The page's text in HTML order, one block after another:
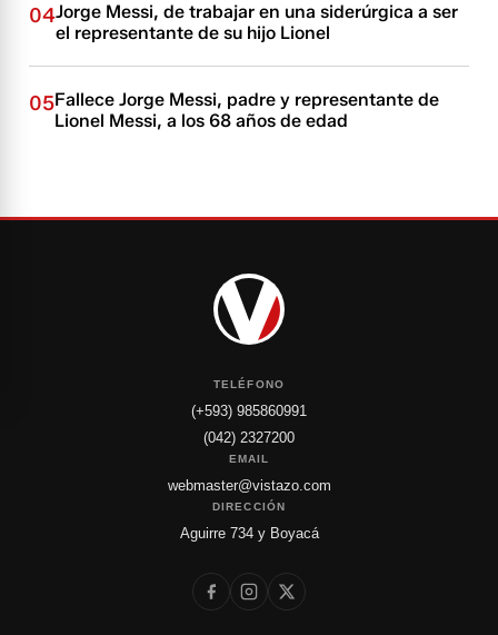
04Jorge Messi, de trabajar en una siderúrgica a ser
el representante de su hijo Lionel
05Fallece Jorge Messi, padre y representante de
Lionel Messi, a los 68 años de edad
TELÉFONO
(+593) 985860991
(042) 2327200
EMAIL
webmaster@vistazo.com
DIRECCIÓN
Aguirre 734 y Boyacá